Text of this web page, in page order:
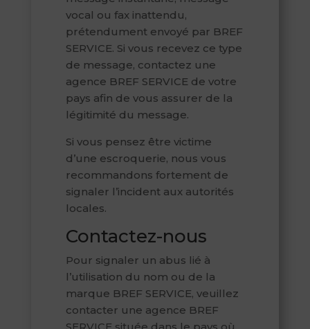
vocal ou fax inattendu,
prétendument envoyé par BREF
SERVICE. Si vous recevez ce type
de message, contactez une
agence BREF SERVICE de votre
pays afin de vous assurer de la
légitimité du message.
Si vous pensez être victime
d’une escroquerie, nous vous
recommandons fortement de
signaler l’incident aux autorités
locales.
Contactez-nous
Pour signaler un abus lié à
l’utilisation du nom ou de la
marque BREF SERVICE, veuillez
contacter une agence BREF